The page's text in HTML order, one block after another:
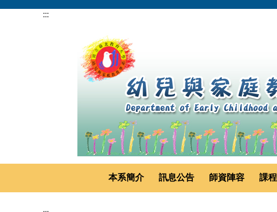
跳
:::
本系簡介 訊息公告 師資陣容 課